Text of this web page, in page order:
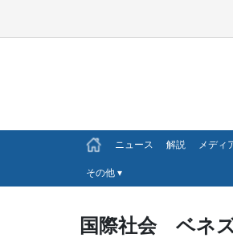
ニュース 解説 メディ
その他 ▾
国際社会 ベネ